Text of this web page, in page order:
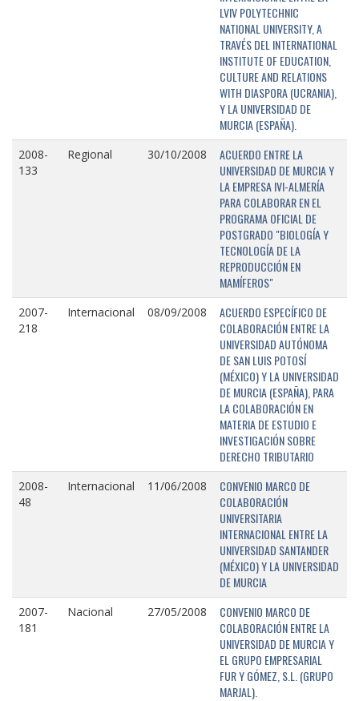
LVIV POLYTECHNIC
NATIONAL UNIVERSITY, A
TRAVÉS DEL INTERNATIONAL
INSTITUTE OF EDUCATION,
CULTURE AND RELATIONS
WITH DIASPORA (UCRANIA),
Y LA UNIVERSIDAD DE
MURCIA (ESPAÑA).
2008-
133
Regional 30/10/2008
ACUERDO ENTRE LA
UNIVERSIDAD DE MURCIA Y
LA EMPRESA IVI-ALMERÍA
PARA COLABORAR EN EL
PROGRAMA OFICIAL DE
POSTGRADO "BIOLOGÍA Y
TECNOLOGÍA DE LA
REPRODUCCIÓN EN
MAMÍFEROS"
2007-
218
Internacional 08/09/2008
ACUERDO ESPECÍFICO DE
COLABORACIÓN ENTRE LA
UNIVERSIDAD AUTÓNOMA
DE SAN LUIS POTOSÍ
(MÉXICO) Y LA UNIVERSIDAD
DE MURCIA (ESPAÑA), PARA
LA COLABORACIÓN EN
MATERIA DE ESTUDIO E
INVESTIGACIÓN SOBRE
DERECHO TRIBUTARIO
2008-
48
Internacional 11/06/2008
CONVENIO MARCO DE
COLABORACIÓN
UNIVERSITARIA
INTERNACIONAL ENTRE LA
UNIVERSIDAD SANTANDER
(MÉXICO) Y LA UNIVERSIDAD
DE MURCIA
2007-
181
Nacional 27/05/2008
CONVENIO MARCO DE
COLABORACIÓN ENTRE LA
UNIVERSIDAD DE MURCIA Y
EL GRUPO EMPRESARIAL
FUR Y GÓMEZ, S.L. (GRUPO
MARJAL).